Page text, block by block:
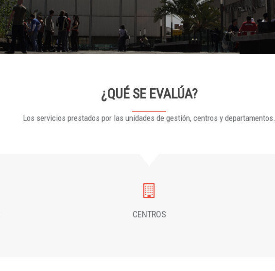
¿QUÉ SE EVALÚA?
Los servicios prestados por las unidades de gestión, centros y departamentos.
CENTROS